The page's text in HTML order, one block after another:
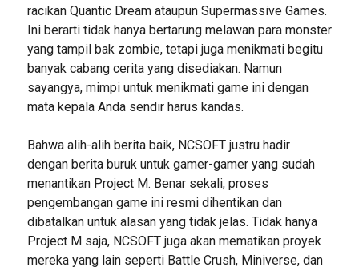
racikan Quantic Dream ataupun Supermassive Games.
Ini berarti tidak hanya bertarung melawan para monster
yang tampil bak zombie, tetapi juga menikmati begitu
banyak cabang cerita yang disediakan. Namun
sayangya, mimpi untuk menikmati game ini dengan
mata kepala Anda sendir harus kandas.
Bahwa alih-alih berita baik, NCSOFT justru hadir
dengan berita buruk untuk gamer-gamer yang sudah
menantikan Project M. Benar sekali, proses
pengembangan game ini resmi dihentikan dan
dibatalkan untuk alasan yang tidak jelas. Tidak hanya
Project M saja, NCSOFT juga akan mematikan proyek
mereka yang lain seperti Battle Crush, Miniverse, dan